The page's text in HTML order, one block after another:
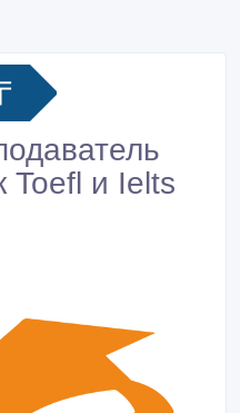
Toefl и Ielts